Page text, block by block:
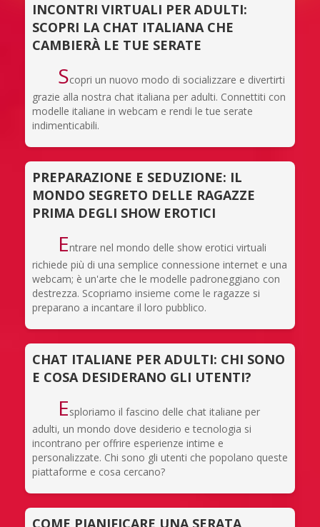
INCONTRI VIRTUALI PER ADULTI:
SCOPRI LA CHAT ITALIANA CHE
CAMBIERÀ LE TUE SERATE
Scopri un nuovo modo di socializzare e divertirti
grazie alla nostra chat italiana per adulti. Connettiti con
modelle italiane in webcam e rendi le tue serate
indimenticabili.
PREPARAZIONE E SEDUZIONE: IL
MONDO SEGRETO DELLE RAGAZZE
PRIMA DEGLI SHOW EROTICI
Entrare nel mondo delle show erotici virtuali
richiede più di una semplice connessione internet e una
webcam; è un'arte che le modelle padroneggiano con
destrezza. Scopriamo insieme come le ragazze si
preparano a incantare il loro pubblico.
CHAT ITALIANE PER ADULTI: CHI SONO
E COSA DESIDERANO GLI UTENTI?
Esploriamo il fascino delle chat italiane per
adulti, un mondo dove desiderio e tecnologia si
incontrano per offrire esperienze intime e
personalizzate. Chi sono gli utenti che popolano queste
piattaforme e cosa cercano?
COME PIANIFICARE UNA SERATA